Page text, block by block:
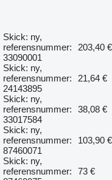
Skick: ny,
referensnummer:
33090001
203,40 €
Skick: ny,
referensnummer:
24143895
21,64 €
Skick: ny,
referensnummer:
33017584
38,08 €
Skick: ny,
referensnummer:
87460071
103,90 €
Skick: ny,
referensnummer:
73 €